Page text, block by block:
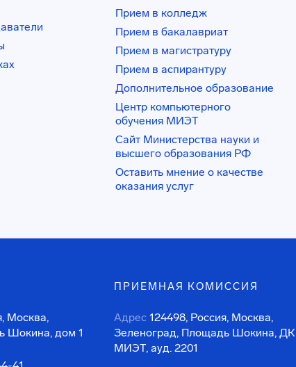
Прием в колледж
Прием в бакалавриат
Прием в магистратуру
Прием в аспирантуру
Дополнительное образование
Центр компьютерного
обучения МИЭТ
Сайт Министерства науки и
высшего образования РФ
Оставить мнение о качестве
оказания услуг
Москва,
Шокина, дом 1
ПРИЕМНАЯ КОМИССИЯ
Адрес 124498, Россия, Москва,
Зеленоград, Площадь Шокина, ДК
МИЭТ, ауд. 2201